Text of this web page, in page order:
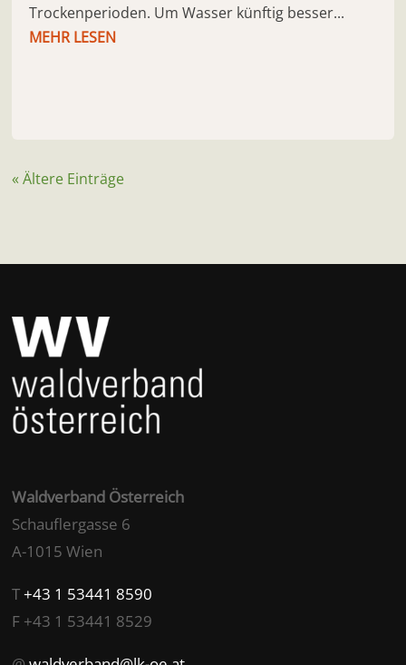
Trockenperioden. Um Wasser künftig besser...
MEHR LESEN
« Ältere Einträge
Waldverband Österreich
Schauflergasse 6
A-1015 Wien
T+43 1 53441 8590
F +43 1 53441 8529